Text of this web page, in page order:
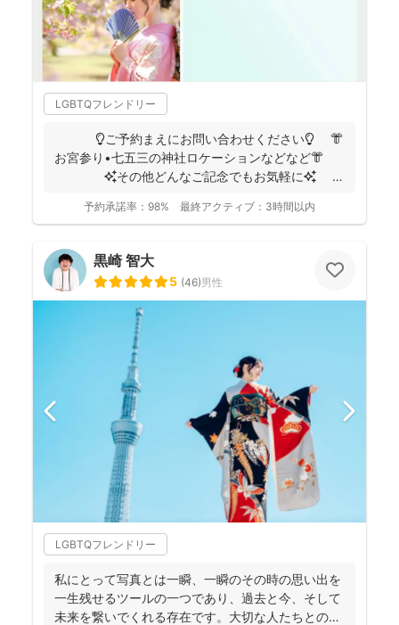
LGBTQフレンドリー
💡ご予約まえにお問い合わせください💡 👘
お宮参り•七五三の神社ロケーションなどなど👘
✨その他どんなご記念でもお気軽に✨
予約承諾率： 98% 最終アクティブ： 3時間以内
黒崎 智大
5 (46)男性
LGBTQフレンドリー
私にとって写真とは一瞬、一瞬のその時の思い出を
一生残せるツールの一つであり、過去と今、そして
未来を繋いでくれる存在です。大切な人たちとの写